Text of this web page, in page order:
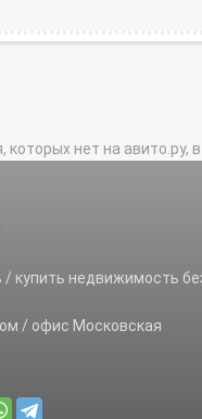
которых нет на авито.ру,
купить недвижимость
/ офис Московская